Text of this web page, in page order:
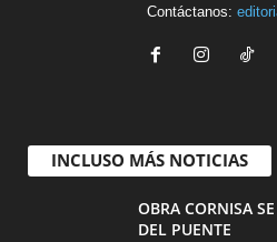
Contáctanos:
INCLUSO MÁS NOTICIAS
OBRA CORNISA
DEL PUENTE